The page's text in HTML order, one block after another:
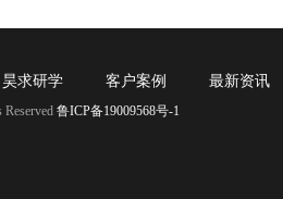
昊求研学 客户案例 最新资讯
鲁ICP备19009568号-1